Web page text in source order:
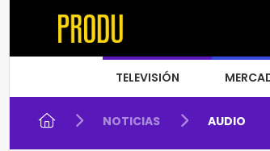
TELEVISIÓN
NOTICIAS AUDIO